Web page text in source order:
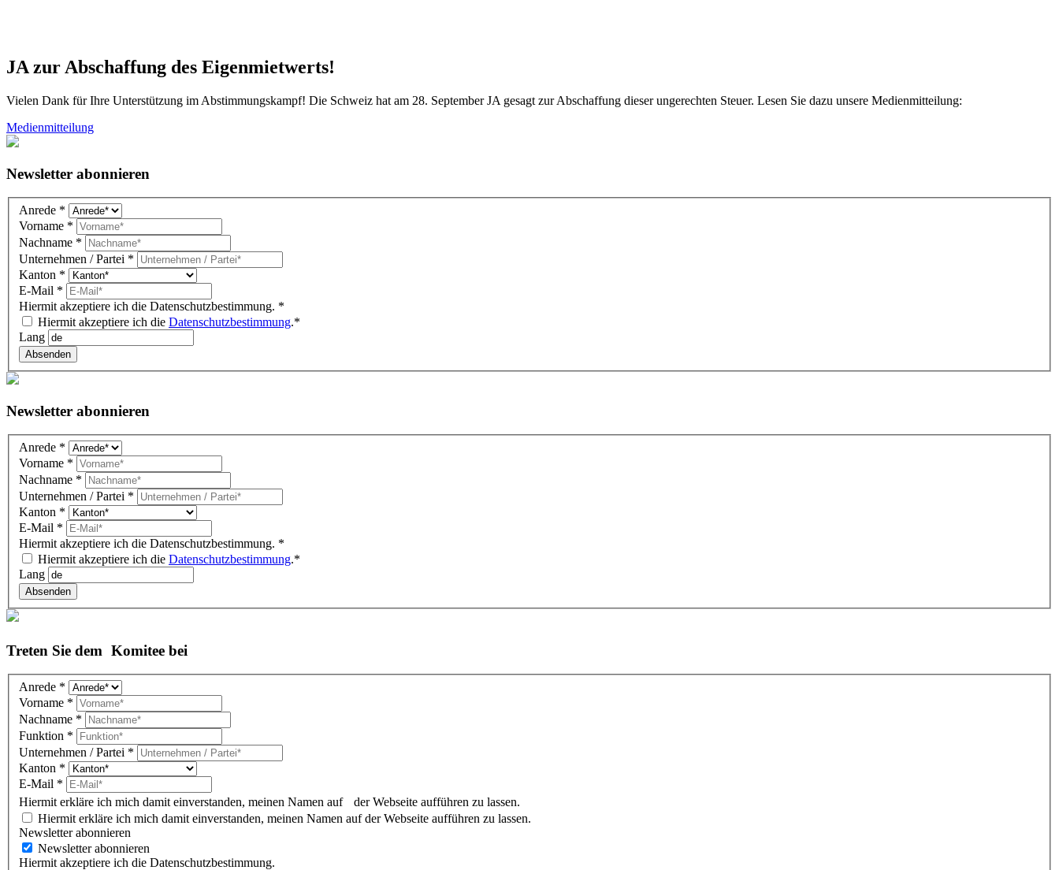
JA zur Abschaffung des Eigenmietwerts!
Vielen Dank für Ihre Unterstützung im Abstimmungskampf! Die Schweiz hat am 28. September JA gesagt zur Abschaffung dieser ungerechten Steuer. Lesen Sie dazu unsere Medienmitteilung:
Medienmitteilung
Newsletter abonnieren
Newsletter
DE
(overlay)
Anrede *
Vorname *
Nachname *
Unternehmen / Partei *
Kanton *
E-Mail *
Hiermit akzeptiere ich die Datenschutzbestimmung. *
Hiermit akzeptiere ich die Datenschutzbestimmung.*
Lang
Absenden
Newsletter abonnieren
Newsletter
DE
(Gutenberg
block)
Anrede *
Vorname *
Nachname *
Unternehmen / Partei *
Kanton *
E-Mail *
Hiermit akzeptiere ich die Datenschutzbestimmung. *
Hiermit akzeptiere ich die Datenschutzbestimmung.*
Lang
Absenden
Treten Sie dem Komitee bei
Komitee
DE
(overlay)
Anrede *
Vorname *
Nachname *
Funktion *
Unternehmen / Partei *
Kanton *
E-Mail *
Hiermit erkläre ich mich damit einverstanden, meinen Namen auf der Webseite aufführen zu lassen.
Hiermit erkläre ich mich damit einverstanden, meinen Namen auf der Webseite aufführen zu lassen.
Newsletter abonnieren
Newsletter abonnieren
Hiermit akzeptiere ich die Datenschutzbestimmung.